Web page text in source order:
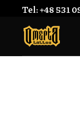
Tel: +48 531